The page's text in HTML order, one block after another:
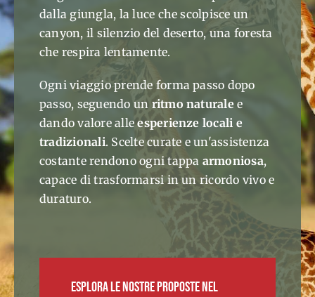
dalla giungla, la luce che scolpisce un
canyon, il silenzio del deserto, una foresta
che respira lentamente.
Ogni viaggio prende forma passo dopo
passo, seguendo un ritmo naturalee
dando valore alleesperienze locali e
tradizionali. Scelte curate e un'assistenza
costante rendono ogni tappa armoniosa,
capace di trasformarsi in un ricordo vivo e
duraturo.
ESPLORA LE NOSTRE PROPOSTE NEL